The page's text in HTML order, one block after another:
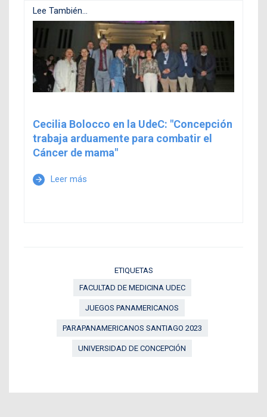
Lee También...
Cecilia Bolocco en la UdeC: "Concepción
trabaja arduamente para combatir el
Cáncer de mama"
arrow_forward Leer más
ETIQUETAS
FACULTAD DE MEDICINA UDEC
JUEGOS PANAMERICANOS
PARAPANAMERICANOS SANTIAGO 2023
UNIVERSIDAD DE CONCEPCIÓN